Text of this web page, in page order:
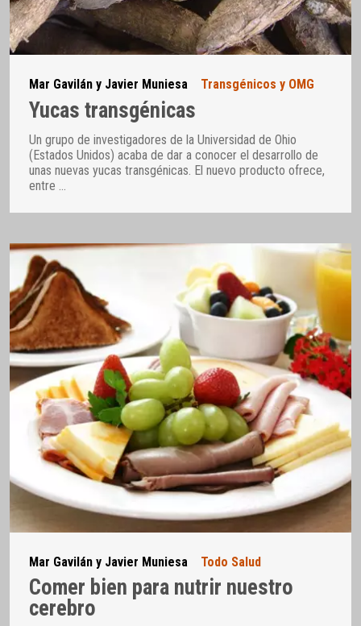
Mar Gavilán y Javier Muniesa Transgénicos y OMG
Yucas transgénicas
Un grupo de investigadores de la Universidad de Ohio
(Estados Unidos) acaba de dar a conocer el desarrollo de
unas nuevas yucas transgénicas. El nuevo producto ofrece,
entre …
Mar Gavilán y Javier Muniesa Todo Salud
Comer bien para nutrir nuestro
cerebro